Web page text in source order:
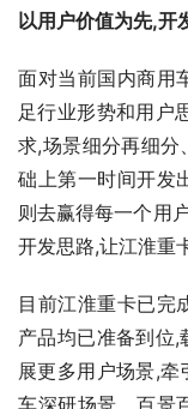
以用户价值为先,开
面对当前国内商用
足行业形势和用户
求,场景细分再细分
础上第一时间开发
则去赢得每一个用
开发思路,让江淮重
目前江淮重卡已完
产品均已准备到位
展更多用户场景,
车深研场景、百景